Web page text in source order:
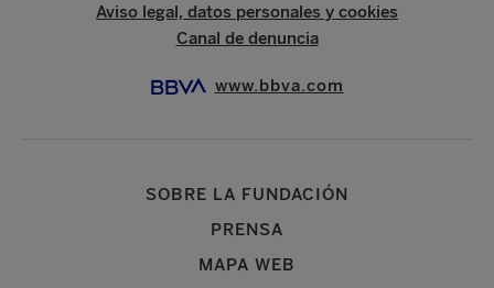
Aviso legal, datos personales y cookies
Canal de denuncia
www.bbva.com
SOBRE LA FUNDACIÓN
PRENSA
MAPA WEB